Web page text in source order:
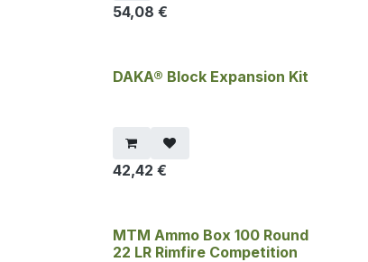
54,08 €
DAKA® Block Expansion Kit
42,42 €
MTM Ammo Box 100 Round
22 LR Rimfire Competition